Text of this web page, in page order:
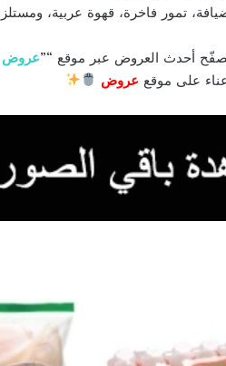
تمور فاخرة، قهوة عربية،
أحدث العروض عبر موقع “”عروض
على موقع عروض